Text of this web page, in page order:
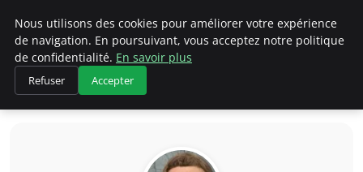
Climategatecountryclub.com
Accueil Manon Dufour
Nous utilisons des cookies pour améliorer votre expérience
de navigation. En poursuivant, vous acceptez notre politique
de confidentialité. En savoir plus
Refuser Accepter